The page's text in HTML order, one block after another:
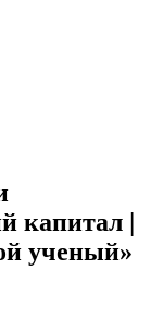
капитал |
ученый»